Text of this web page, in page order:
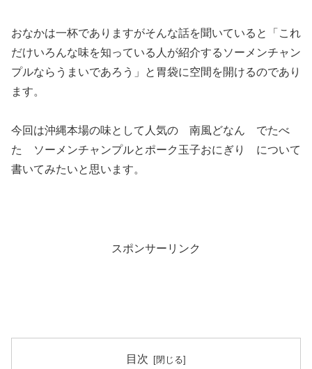
おなかは一杯でありますがそんな話を聞いていると「これ
だけいろんな味を知っている人が紹介するソーメンチャン
プルならうまいであろう」と胃袋に空間を開けるのであり
ます。
今回は沖縄本場の味として人気の 南風どなん でたべ
た ソーメンチャンプルとポーク玉子おにぎり について
書いてみたいと思います。
スポンサーリンク
目次